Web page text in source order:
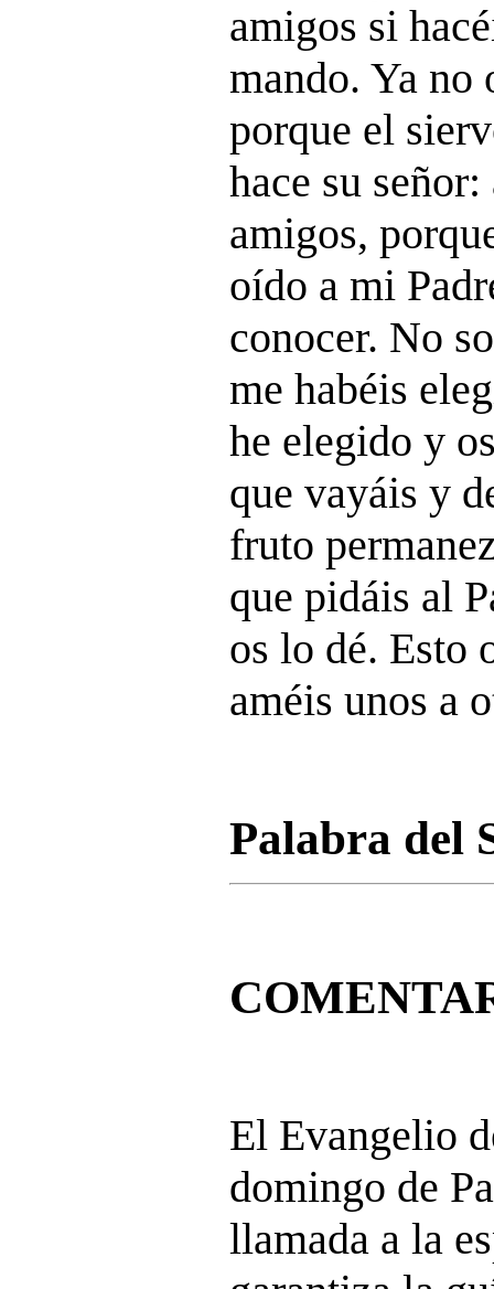
amigos si
mando. Ya no
porque el
hace su
amigos,
oído a mi
conocer. No
me habéis
he elegido y
que vayáis y
fruto
que pidáis al
os lo dé. Esto
améis unos a
Palabra del
El Evangelio
domingo de
llamada a la